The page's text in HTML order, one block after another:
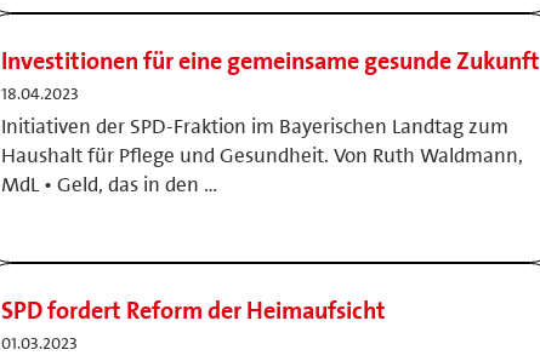
Investitionen für eine gemeinsame gesunde Zukunft
18.04.2023
Initiativen der SPD-Fraktion im Bayerischen Landtag zum
Haushalt für Pflege und Gesundheit. Von Ruth Waldmann,
MdL • Geld, das in den …
SPD fordert Reform der Heimaufsicht
01.03.2023